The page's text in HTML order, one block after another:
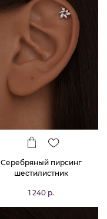
Серебряный пирсинг
шестилистник
1 240 р.